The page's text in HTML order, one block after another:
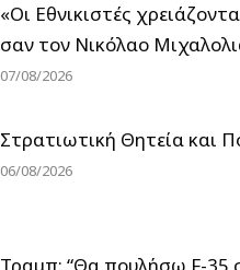
«Οι Εθνικιστές
σαν τον Νικόλαο
07/08/2026
Στρατιωτική Θητεία και
06/08/2026